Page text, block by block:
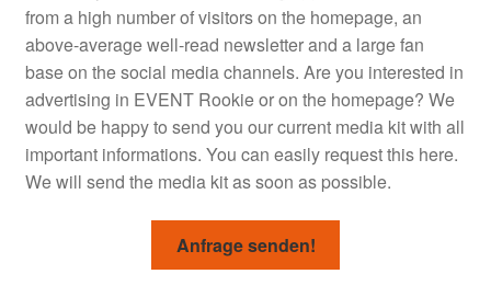
from a high number of visitors on the homepage, an
above-average well-read newsletter and a large fan
base on the social media channels. Are you interested in
advertising in EVENT Rookie or on the homepage? We
would be happy to send you our current media kit with all
important informations. You can easily request this here.
We will send the media kit as soon as possible.
Anfrage senden!